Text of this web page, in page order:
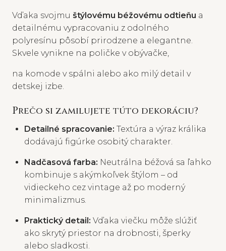
Vďaka svojmu štýlovému béžovému odtieňu a
detailnému vypracovaniu z odolného
polyresínu pôsobí prirodzene a elegantne.
Skvele vynikne na poličke v obývačke,
na komode v spálni alebo ako milý detail v
detskej izbe.
Prečo si zamilujete túto dekoráciu?
Detailné spracovanie: Textúra a výraz králika
dodávajú figúrke osobitý charakter.
Nadčasová farba: Neutrálna béžová sa ľahko
kombinuje s akýmkoľvek štýlom – od
vidieckeho cez vintage až po moderný
minimalizmus.
Praktický detail: Vďaka viečku môže slúžiť
ako skrytý priestor na drobnosti, šperky
alebo sladkosti.